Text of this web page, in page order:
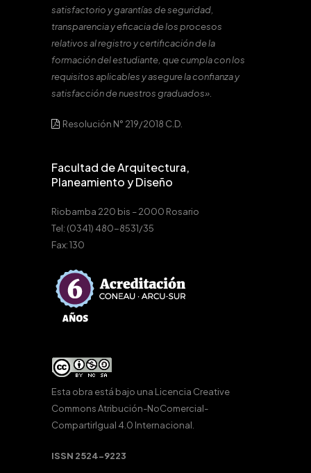
satisfactorio y garantías de seguridad,
transparencia y eficacia de los procesos
relativos al registro y certificación de la
formación del estudiante, que cumpla con los
requisitos aplicables y asegure la confianza y
satisfacción de nuestros graduados».
Resolución N° 219/2018 C.D.
Facultad de Arquitectura,
Planeamiento y Diseño
Riobamba 220 bis – 2000 Rosario
Tel: (0341) 480-8531/35
Fax: 130
Esta obra está bajo una Licencia Creative
Commons Atribución-NoComercial-
CompartirIgual 4.0 Internacional.
ISSN 2524-9223